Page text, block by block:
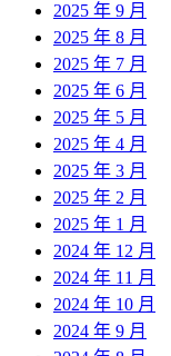
2025 年 9 月
2025 年 8 月
2025 年 7 月
2025 年 6 月
2025 年 5 月
2025 年 4 月
2025 年 3 月
2025 年 2 月
2025 年 1 月
2024 年 12 月
2024 年 11 月
2024 年 10 月
2024 年 9 月